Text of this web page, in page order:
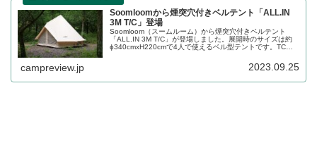
Soomloomから煙突穴付きベルテント「ALL.IN
3M T/C」登場
Soomloom（スームルーム）から煙突穴付きベルテント
「ALL.IN 3M T/C」が登場しました。展開時のサイズは約
ɸ340cmxH220cmで4人で使えるベル型テントです。TC素
るため冬キャンプにも最適です。詳細をレビューします。
campreview.jp 2023.09.25